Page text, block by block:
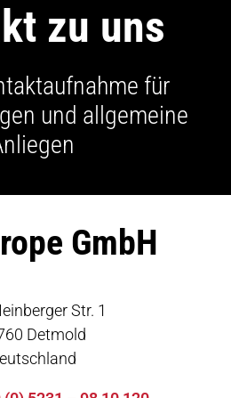
zu uns
für
und allgemeine
GmbH
Str. 1
Detmold